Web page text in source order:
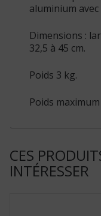
aluminium
Dimensions :
32,5 à 45 cm.
Poids 3 kg.
Poids
CES
INTÉRESSER